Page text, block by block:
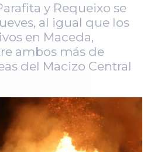
y Requeixo se
al igual que los
en Maceda,
ambos más de
del Macizo Central